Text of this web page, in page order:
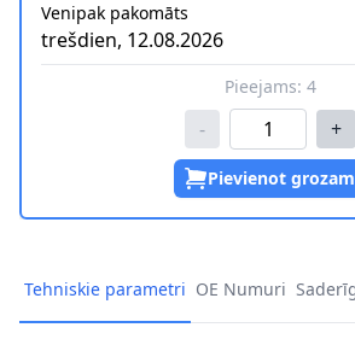
Venipak pakomāts
trešdien, 12.08.2026
Pieejams: 4
- +
Pievienot grozam
Tehniskie parametri OE Numuri